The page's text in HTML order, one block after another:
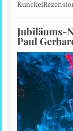
Jubiläums-
Paul